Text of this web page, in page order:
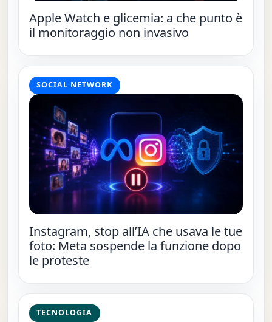
Apple Watch e glicemia: a che punto è
il monitoraggio non invasivo
SOCIAL NETWORK
Instagram, stop all’IA che usava le tue
foto: Meta sospende la funzione dopo
le proteste
TECNOLOGIA